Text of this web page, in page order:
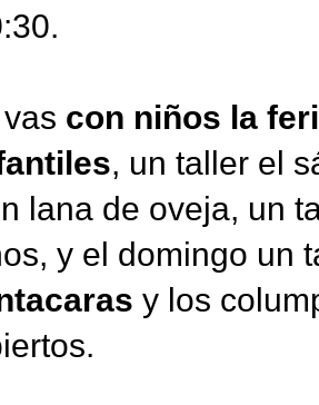
con niños la
, un taller el
lana de oveja, un
y el domingo un
y los